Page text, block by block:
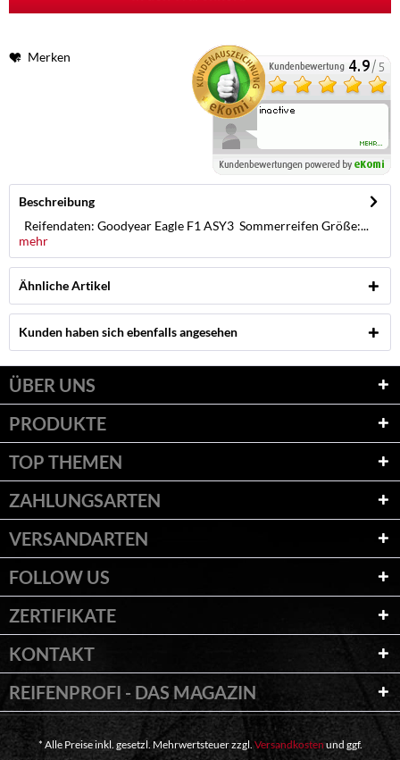
Merken
Beschreibung
Reifendaten: Goodyear Eagle F1 ASY3 Sommerreifen Größe:...
mehr
Ähnliche Artikel
Kunden haben sich ebenfalls angesehen
ÜBER UNS
PRODUKTE
TOP THEMEN
ZAHLUNGSARTEN
VERSANDARTEN
FOLLOW US
ZERTIFIKATE
KONTAKT
REIFENPROFI - DAS MAGAZIN
* Alle Preise inkl. gesetzl. Mehrwertsteuer zzgl.Versandkosten und ggf.